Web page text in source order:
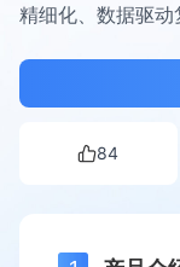
精细化、数据驱动
84